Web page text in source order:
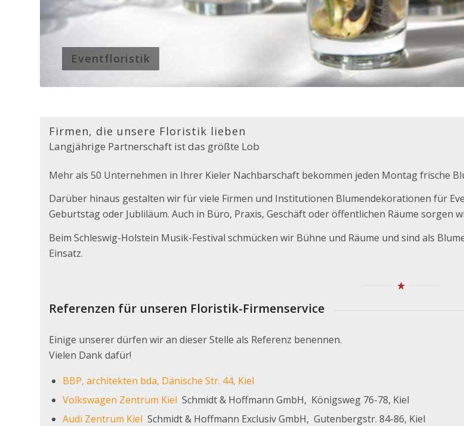
Eventfloristik
Firmen, die unsere Floristik lieben
Langjährige Partnerschaft ist das größte Lob
Mehr als 50 Unternehmen in Ihrer Kieler Nachbarschaft bekommen jeden Montag frische
Darüber hinaus gestalten wir für viele Firmen und Institutionen Blumendekorationen für
Geburtstag oder Jubliläum. Auch in Büro, Praxis, Geschäft oder öffentlichen Räume sorgen
Beim Schleswig-Holstein Musik-Festival schmücken wir Bühne und Räume und sind als
Einsatz.
Referenzen für unseren Floristik-Firmenservice
Einige unserer dürfen wir an dieser Stelle als Referenz benennen.
Vielen Dank dafür!
BBP, architekten bda, Dänische Str. 44, Kiel
Volkswagen Zentrum Kiel Schmidt & Hoffmann GmbH, Königsweg 76-78, Kiel
Audi Zentrum Kiel Schmidt & Hoffmann Exclusiv GmbH, Gutenbergstr. 84-86, Kiel